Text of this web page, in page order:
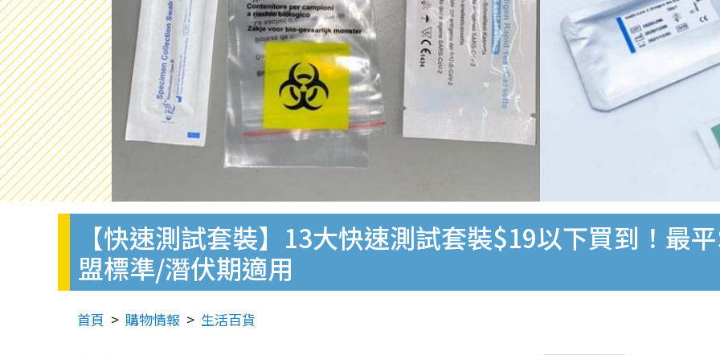
【快速測試套裝】13大快速測試套裝$19以下買到！最
盟標準/潛伏期適用
首頁 購物情報 生活百貨